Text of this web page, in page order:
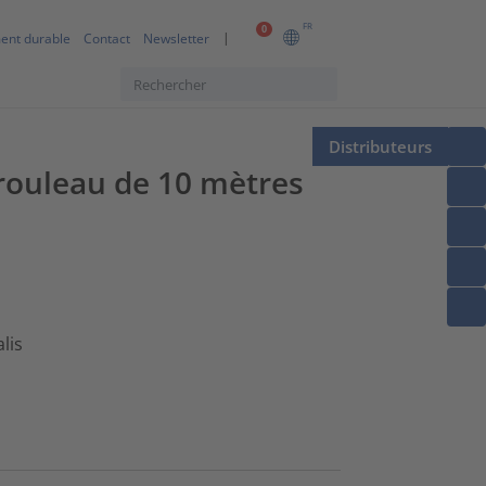
0 FR
durable Contact Newsletter
Distributeurs
de 10 mètres